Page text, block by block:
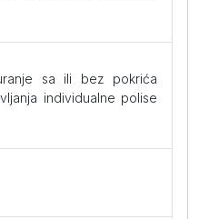
sa ili bez pokrića
individualne polise